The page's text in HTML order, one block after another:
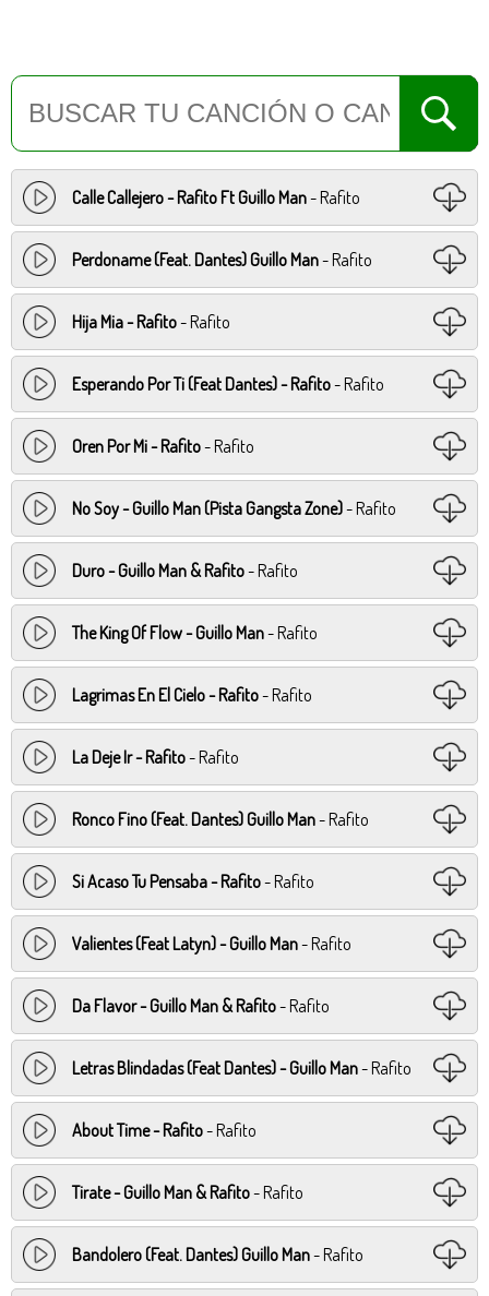
Calle Callejero - Rafito Ft Guillo Man- Rafito
Perdoname (Feat. Dantes) Guillo Man- Rafito
Hija Mia - Rafito- Rafito
Esperando Por Ti (Feat Dantes) - Rafito- Rafito
Oren Por Mi - Rafito- Rafito
No Soy - Guillo Man (Pista Gangsta Zone)- Rafito
Duro - Guillo Man & Rafito- Rafito
The King Of Flow - Guillo Man- Rafito
Lagrimas En El Cielo - Rafito- Rafito
La Deje Ir - Rafito- Rafito
Ronco Fino (Feat. Dantes) Guillo Man- Rafito
Si Acaso Tu Pensaba - Rafito- Rafito
Valientes (Feat Latyn) - Guillo Man- Rafito
Da Flavor - Guillo Man & Rafito- Rafito
Letras Blindadas (Feat Dantes) - Guillo Man- Rafito
About Time - Rafito- Rafito
Tirate - Guillo Man & Rafito- Rafito
Bandolero (Feat. Dantes) Guillo Man- Rafito